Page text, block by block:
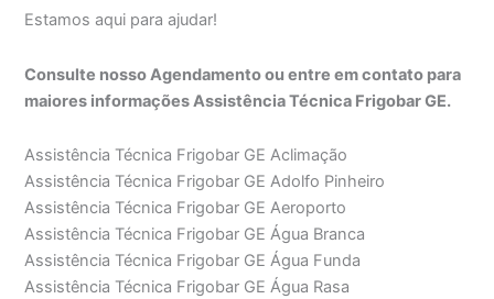
Estamos aqui para ajudar!
Consulte nosso Agendamento ou entre em contato para
maiores informações Assistência Técnica Frigobar GE.
Assistência Técnica Frigobar GE Aclimação
Assistência Técnica Frigobar GE Adolfo Pinheiro
Assistência Técnica Frigobar GE Aeroporto
Assistência Técnica Frigobar GE Água Branca
Assistência Técnica Frigobar GE Água Funda
Assistência Técnica Frigobar GE Água Rasa